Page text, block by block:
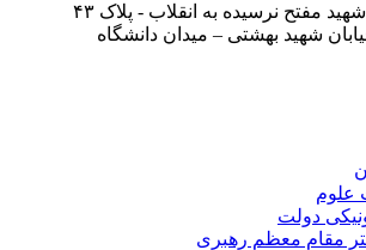
مفتح نرسیده به انقلاب - پلاک ۴۳
شهید بهشتی – میدان دانشگاه
دولت
مقام معظم رهبری